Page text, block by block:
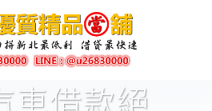
車借款絕